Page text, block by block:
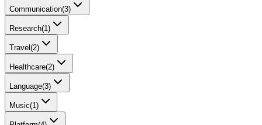
Communication(3)
Research(1)
Travel (2)
Healthcare(2)
Language(3)
Music(1)